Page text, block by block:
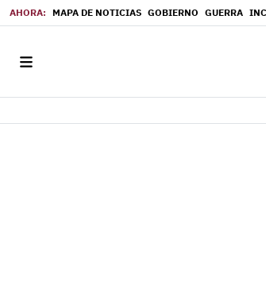
MAPA DE NOTICIAS GOBIERNO GUERRA